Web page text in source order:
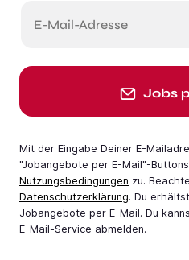
E-Mail-Adresse
Jobs
Mit der Eingabe Deiner E-
"Jobangebote per E-Mail"-
Nutzungsbedingungen zu.
Datenschutzerklärung. Du
Jobangebote per E-Mail. Du
E-Mail-Service abmelden.